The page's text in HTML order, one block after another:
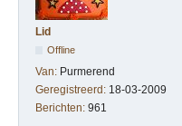
Lid
Offline
Van: Purmerend
Geregistreerd: 18-03-2009
Berichten: 961